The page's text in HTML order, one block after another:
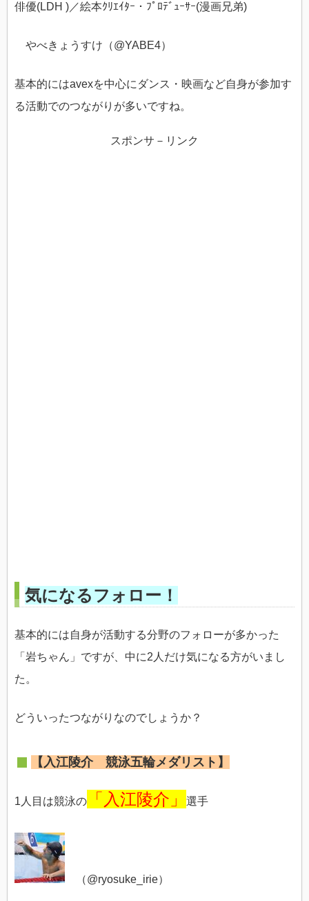
俳優(LDH )／絵本ｸﾘｴｲﾀｰ・ﾌﾟﾛﾃﾞｭｰｻｰ(漫画兄弟)
やべきょうすけ（@YABE4）
基本的にはavexを中心にダンス・映画など自身が参加す
る活動でのつながりが多いですね。
スポンサ－リンク
気になるフォロー！
基本的には自身が活動する分野のフォローが多かった
「岩ちゃん」ですが、中に2人だけ気になる方がいまし
た。
どういったつながりなのでしょうか？
【入江陵介 競泳五輪メダリスト】
1人目は競泳の 「入江陵介」 選手
（@ryosuke_irie）